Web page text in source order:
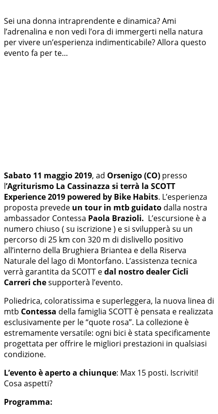
Sei una donna intraprendente e dinamica? Ami
l’adrenalina e non vedi l’ora di immergerti nella natura
per vivere un’esperienza indimenticabile? Allora questo
evento fa per te…
Sabato 11 maggio 2019, ad Orsenigo (CO) presso
l’Agriturismo La Cassinazza si terrà la SCOTT
Experience 2019 powered by Bike Habits. L’esperienza
proposta prevede un tour in mtb guidato dalla nostra
ambassador Contessa Paola Brazioli. L’escursione è a
numero chiuso ( su iscrizione ) e si svilupperà su un
percorso di 25 km con 320 m di dislivello positivo
all’interno della Brughiera Briantea e della Riserva
Naturale del lago di Montorfano. L’assistenza tecnica
verrà garantita da SCOTT edal nostro dealer Cicli
Carreri chesupporterà l’evento.
Poliedrica, coloratissima e superleggera, la nuova linea di
mtb Contessa della famiglia SCOTT è pensata e realizzata
esclusivamente per le “quote rosa”. La collezione è
estremamente versatile: ogni bici è stata specificamente
progettata per offrire le migliori prestazioni in qualsiasi
condizione.
L’evento è aperto a chiunque: Max 15 posti. Iscriviti!
Cosa aspetti?
Programma: